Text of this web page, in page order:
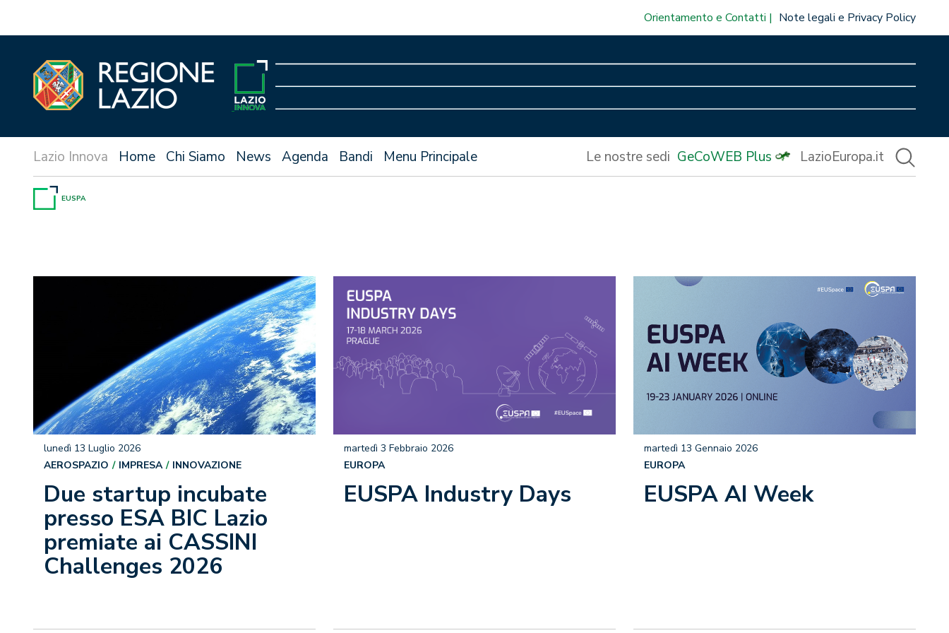
Orientamento e Contatti Note legali e Privacy Policy
Home Chi Siamo News Agenda Bandi Menu Principale Le nostre sedi GeCoWEB Plus LazioEuropa.it
EUSPA
Due startup incubate
presso ESA BIC Lazio
premiate ai CASSINI
Challenges 2026
lunedì 13 Luglio 2026
AEROSPAZIO
IMPRESA INNOVAZIONE
EUSPA Industry Days
martedì 3 Febbraio 2026
EUROPA
EUSPA AI Week
martedì 13 Gennaio 2026
EUROPA